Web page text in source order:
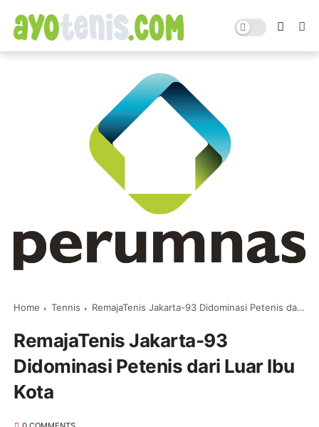
Home Tennis RemajaTenis Jakarta-93 Didominasi Petenis dari Luar Ibu Kota
RemajaTenis Jakarta-93
Didominasi Petenis dari Luar Ibu
Kota